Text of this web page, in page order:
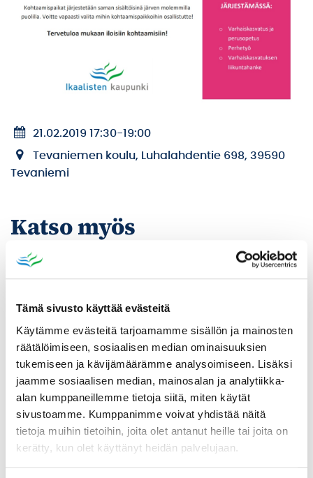
Tämä sivusto käyttää evästeitä
Käytämme evästeitä tarjoamamme sisällön ja mainosten
räätälöimiseen, sosiaalisen median ominaisuuksien
tukemiseen ja kävijämäärämme analysoimiseen. Lisäksi
jaamme sosiaalisen median, mainosalan ja analytiikka-
alan kumppaneillemme tietoja siitä, miten käytät
sivustoamme. Kumppanimme voivat yhdistää näitä
tietoja muihin tietoihin, joita olet antanut heille tai joita on
kerätty, kun olet käyttänyt heidän palvelujaan.
21.02.2019 17:30-19:00
Tevaniemen koulu, Luhalahdentie 698, 39590
Tevaniemi
Katso myös
Poistomyynti kirjaston aukioloaikana